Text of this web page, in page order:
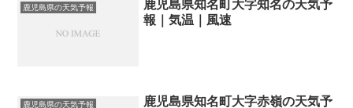
鹿児島県の天気予報
鹿児島県知名町大字知名の天気予
報｜気温｜風速
鹿児島県の天気予報
鹿児島県知名町大字赤嶺の天気予